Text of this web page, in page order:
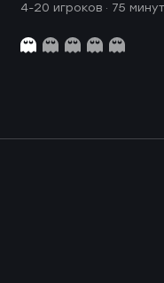
4-20 игроков · 75